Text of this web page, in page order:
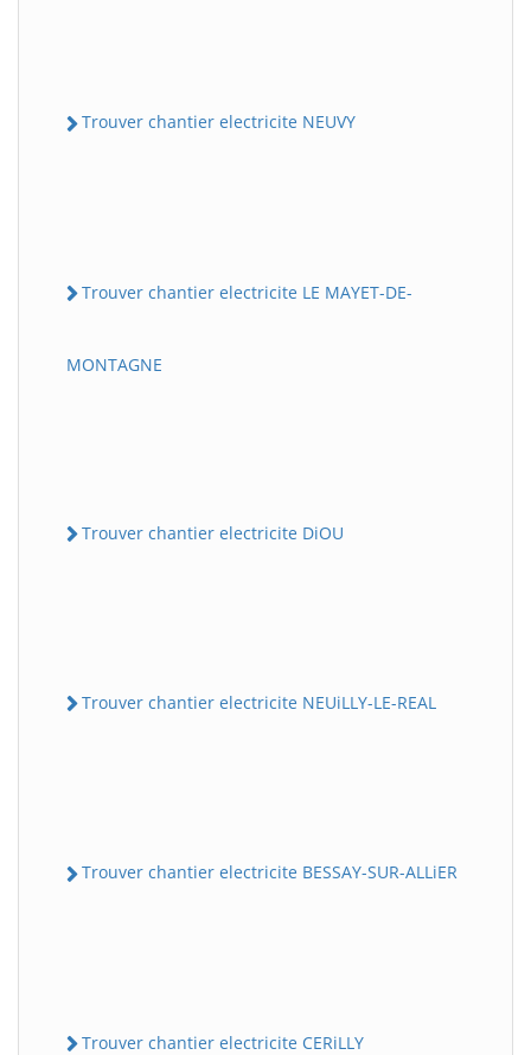
Trouver chantier electricite NEUVY
Trouver chantier electricite LE MAYET-DE-
MONTAGNE
Trouver chantier electricite DiOU
Trouver chantier electricite NEUiLLY-LE-REAL
Trouver chantier electricite BESSAY-SUR-ALLiER
Trouver chantier electricite CERiLLY